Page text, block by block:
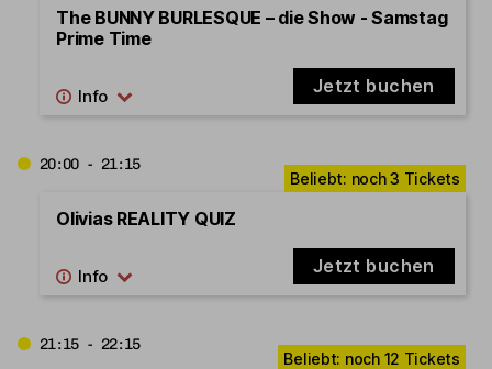
The BUNNY BURLESQUE – die Show - Samstag
Prime Time
Jetzt buchen
20:00 - 21:15
Olivias REALITY QUIZ
Jetzt buchen
21:15 - 22:15